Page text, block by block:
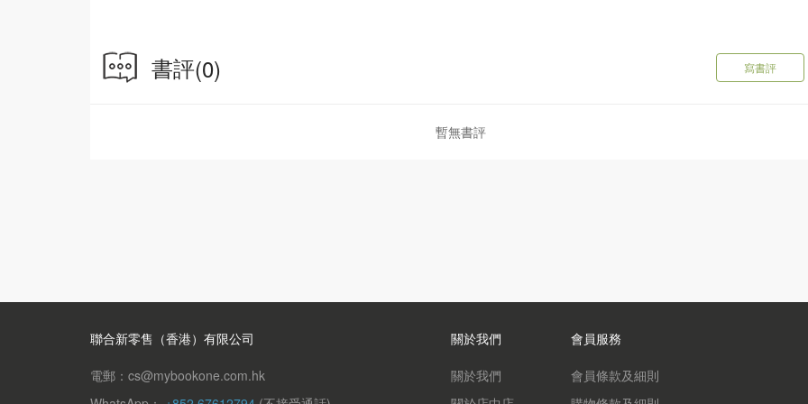
書評(0) 寫書評
暫無書評
聯合新零售（香港）有限公司
電郵：cs@mybookone.com.hk
關於我們
關於我們
會員服務
會員條款及細則